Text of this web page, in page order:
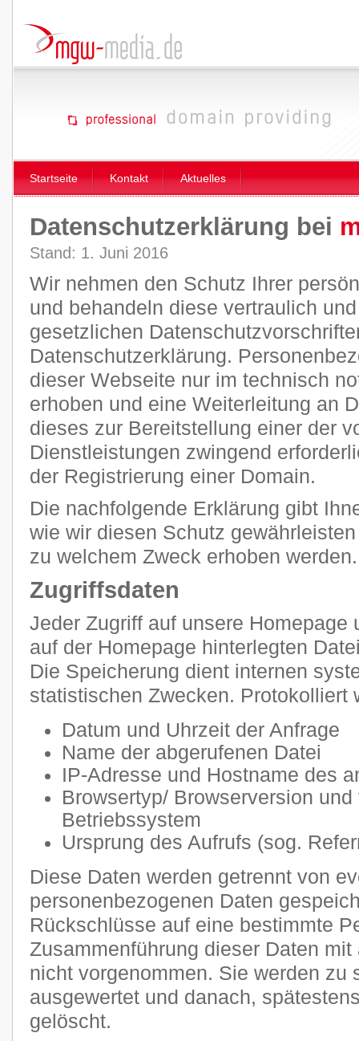
Startseite Kontakt Aktuelles
Datenschutzerklärung bei
Stand: 1. Juni 2016
Wir nehmen den Schutz Ihrer
und behandeln diese vertraulich
gesetzlichen
Datenschutzerklärung.
dieser Webseite nur im technisch
erhoben und eine Weiterleitung an
dieses zur Bereitstellung einer der
Dienstleistungen zwingend
der Registrierung einer Domain.
Die nachfolgende Erklärung gibt
wie wir diesen Schutz
zu welchem Zweck erhoben werden.
Zugriffsdaten
Jeder Zugriff auf unsere Homepage
auf der Homepage hinterlegten
Die Speicherung dient internen
statistischen Zwecken. Protokolliert
Datum und Uhrzeit der Anfrage
Name der abgerufenen Datei
IP-Adresse und Hostname des
Browsertyp/ Browserversion
Betriebssystem
Ursprung des Aufrufs (sog.
Diese Daten werden getrennt von
personenbezogenen Daten
Rückschlüsse auf eine bestimmte
Zusammenführung dieser Daten
nicht vorgenommen. Sie werden zu
ausgewertet und danach,
gelöscht.